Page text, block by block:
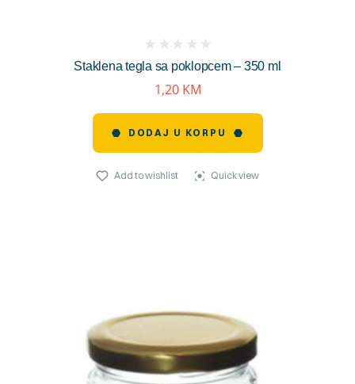
Staklena tegla sa poklopcem – 350 ml
reviews)
1,20 KM
DODAJ U KORPU
Add to wishlist Quick view